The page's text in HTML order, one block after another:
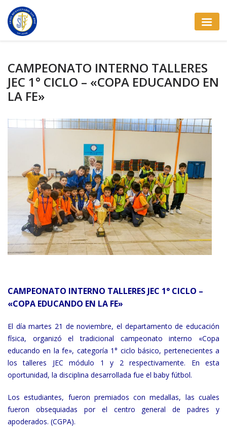
CAMPEONATO INTERNO TALLERES
JEC 1° CICLO – «COPA EDUCANDO EN
LA FE»
CAMPEONATO INTERNO TALLERES JEC 1° CICLO –
«COPA EDUCANDO EN LA FE»
El día martes 21 de noviembre, el departamento de educación
física, organizó el tradicional campeonato interno «Copa
educando en la fe», categoría 1° ciclo básico, pertenecientes a
los talleres JEC módulo 1 y 2 respectivamente. En esta
oportunidad, la disciplina desarrollada fue el baby fútbol.
Los estudiantes, fueron premiados con medallas, las cuales
fueron obsequiadas por el centro general de padres y
apoderados. (CGPA).